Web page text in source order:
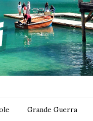
Grande Guerra